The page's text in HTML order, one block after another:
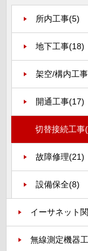
所内工事(5)
地下工事(18)
架空/構内工事
開通工事(17)
切替接続工事
故障修理(21)
設備保全(8)
イーサネット
無線測定機器